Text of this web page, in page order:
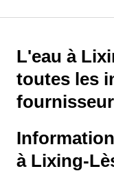
L'eau à
toutes les
à Lixing-